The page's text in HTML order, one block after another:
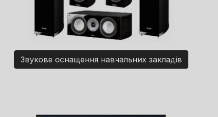
Звукове оснащення навчальних закладів